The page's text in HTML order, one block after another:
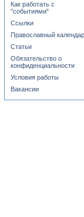
Как работать с
"событиями"
Ссылки
Православный
Статьи
Обязательство о
конфиденциальности
Условия работы
Вакансии